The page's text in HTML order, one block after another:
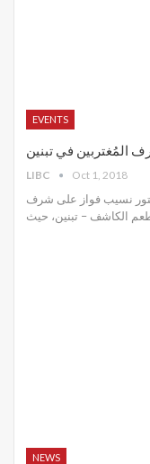
EVENTS
المُغتربين في تبنين
LIBC Oct 1, 2018
نسيب فواز على شرف
NEWS